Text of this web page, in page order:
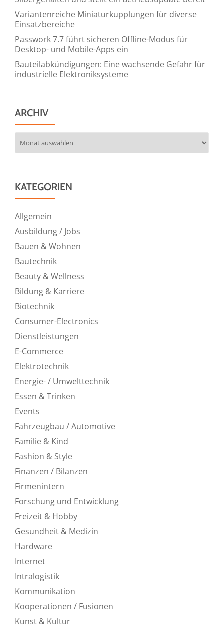
Variantenreiche Miniaturkupplungen für diverse
Einsatzbereiche
Passwork 7.7 führt sicheren Offline-Modus für
Desktop- und Mobile-Apps ein
Bauteilabkündigungen: Eine wachsende Gefahr für
industrielle Elektroniksysteme
ARCHIV
KATEGORIEN
Allgemein
Ausbildung / Jobs
Bauen & Wohnen
Bautechnik
Beauty & Wellness
Bildung & Karriere
Biotechnik
Consumer-Electronics
Dienstleistungen
E-Commerce
Elektrotechnik
Energie- / Umwelttechnik
Essen & Trinken
Events
Fahrzeugbau / Automotive
Familie & Kind
Fashion & Style
Finanzen / Bilanzen
Firmenintern
Forschung und Entwicklung
Freizeit & Hobby
Gesundheit & Medizin
Hardware
Internet
Intralogistik
Kommunikation
Kooperationen / Fusionen
Kunst & Kultur